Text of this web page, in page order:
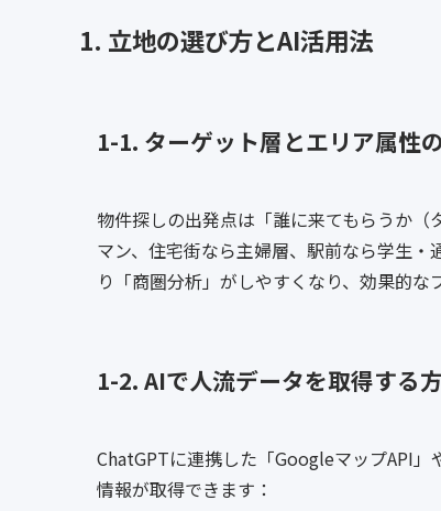
1. 立地の選び方とAI活用法
1-1. ターゲット層とエリア属性
物件探しの出発点は「誰に来てもらうか
マン、住宅街なら主婦層、駅前なら学生
り「商圏分析」がしやすくなり、効果的な
1-2. AIで人流データを取得する
ChatGPTに連携した「GoogleマップAPI
情報が取得できます：